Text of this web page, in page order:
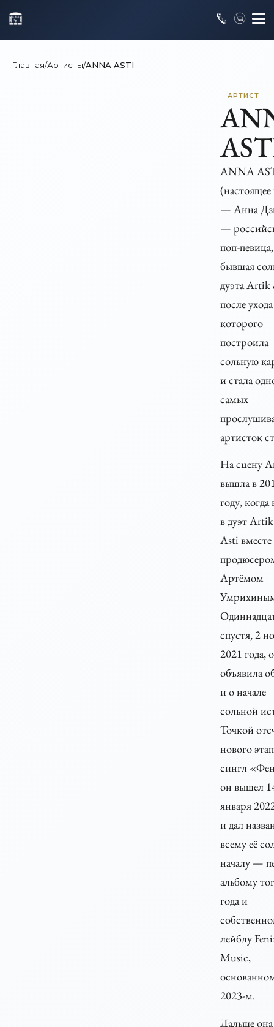
Главная/Артисты/ANNA ASTI
АРТИСТ
ANNA
— Анна
—
поп-певица,
бывшая
дуэта
после
которого
построила
сольную
и стала
самых
артисток
На сцену
вышла в
году,
в дуэт
Asti вместе
Артёмом
спустя, 2
2021 года,
объявила
и о начале
сольной
Точкой
нового
сингл
он вышел
января
и дал
всему её
началу —
альбому
года и
лейблу
Music,
2023-м.
Дальше